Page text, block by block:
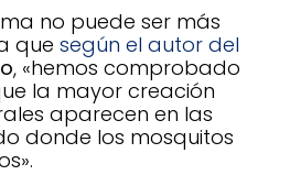
no puede ser más
que según el autor del
, «hemos comprobado
la mayor creación
aparecen en las
donde los mosquitos